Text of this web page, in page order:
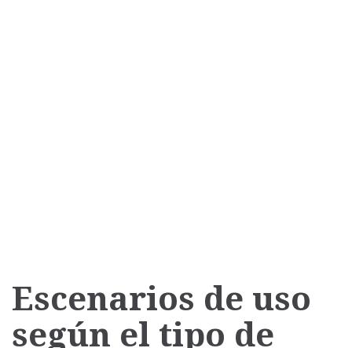
Escenarios de uso
según el tipo de